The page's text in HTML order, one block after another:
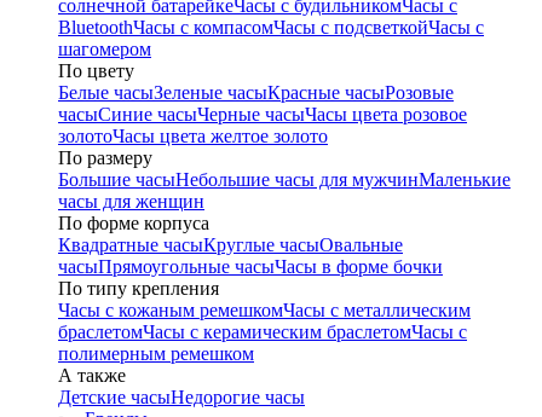
солнечной батарейкеЧасы с будильникомЧасы с
BluetoothЧасы с компасомЧасы с подсветкойЧасы с
шагомером
По цвету
Белые часыЗеленые часыКрасные часыРозовые
часыСиние часыЧерные часыЧасы цвета розовое
золотоЧасы цвета желтое золото
По размеру
Большие часыНебольшие часы для мужчинМаленькие
часы для женщин
По форме корпуса
Квадратные часыКруглые часыОвальные
часыПрямоугольные часыЧасы в форме бочки
По типу крепления
Часы с кожаным ремешкомЧасы с металлическим
браслетомЧасы с керамическим браслетомЧасы с
полимерным ремешком
А также
Детские часыНедорогие часы